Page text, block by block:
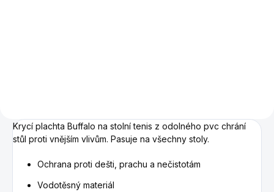
Krycí plachta Buffalo na stolní tenis z odolného pvc chrání
stůl proti vnějším vlivům. Pasuje na všechny stoly.
Ochrana proti dešti, prachu a nečistotám
Vodotěsný materiál